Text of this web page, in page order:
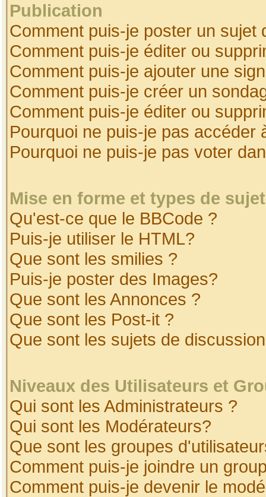
Publication
Comment puis-je poster un sujet
Comment puis-je éditer ou
Comment puis-je ajouter une
Comment puis-je créer un
Comment puis-je éditer ou
Pourquoi ne puis-je pas accéder
Pourquoi ne puis-je pas voter
Mise en forme et types de
Qu'est-ce que le BBCode ?
Puis-je utiliser le HTML?
Que sont les smilies ?
Puis-je poster des Images?
Que sont les Annonces ?
Que sont les Post-it ?
Que sont les sujets de
Niveaux des Utilisateurs et
Qui sont les Administrateurs ?
Qui sont les Modérateurs?
Que sont les groupes
Comment puis-je joindre un
Comment puis-je devenir le